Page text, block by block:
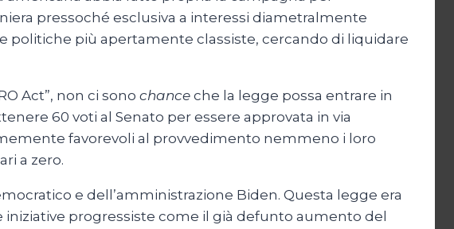
pressoché esclusiva a interessi diametralmente
politiche più apertamente classiste, cercando di liquidare
Act”, non ci sono chance che la legge possa entrare in
60 voti al Senato per essere approvata in via
favorevoli al provvedimento nemmeno i loro
a zero.
e dell’amministrazione Biden. Questa legge era
progressiste come il già defunto aumento del